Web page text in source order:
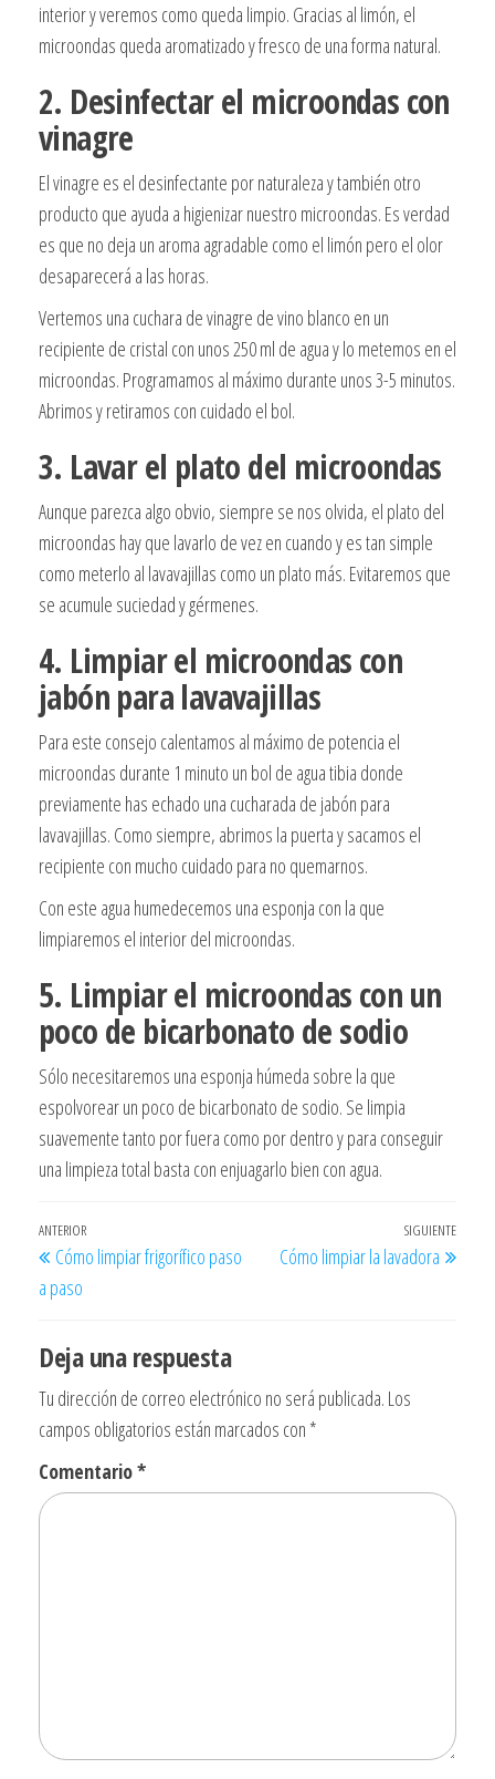
interior y veremos como queda limpio. Gracias al limón, el
microondas queda aromatizado y fresco de una forma natural.
2. Desinfectar el microondas con
vinagre
El vinagre es el desinfectante por naturaleza y también otro
producto que ayuda a higienizar nuestro microondas. Es verdad
es que no deja un aroma agradable como el limón pero el olor
desaparecerá a las horas.
Vertemos una cuchara de vinagre de vino blanco en un
recipiente de cristal con unos 250 ml de agua y lo metemos en el
microondas. Programamos al máximo durante unos 3-5 minutos.
Abrimos y retiramos con cuidado el bol.
3. Lavar el plato del microondas
Aunque parezca algo obvio, siempre se nos olvida, el plato del
microondas hay que lavarlo de vez en cuando y es tan simple
como meterlo al lavavajillas como un plato más. Evitaremos que
se acumule suciedad y gérmenes.
4. Limpiar el microondas con
jabón para lavavajillas
Para este consejo calentamos al máximo de potencia el
microondas durante 1 minuto un bol de agua tibia donde
previamente has echado una cucharada de jabón para
lavavajillas. Como siempre, abrimos la puerta y sacamos el
recipiente con mucho cuidado para no quemarnos.
Con este agua humedecemos una esponja con la que
limpiaremos el interior del microondas.
5. Limpiar el microondas con un
poco de bicarbonato de sodio
Sólo necesitaremos una esponja húmeda sobre la que
espolvorear un poco de bicarbonato de sodio. Se limpia
suavemente tanto por fuera como por dentro y para conseguir
una limpieza total basta con enjuagarlo bien con agua.
Navegación
de
entradas
Entrada
anterior
ANTERIOR
Cómo limpiar frigorífico paso
a paso
SIGUIENTE
Cómo limpiar la lavadora
Deja una respuesta
Tu dirección de correo electrónico no será publicada. Los
campos obligatorios están marcados con *
Comentario*